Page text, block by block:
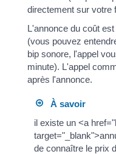
directement sur votre
L'annonce du coût
(vous pouvez
bip sonore, l'appel
minute). L'appel
après l'annonce.
À savoir
il existe un <a
de connaître le prix